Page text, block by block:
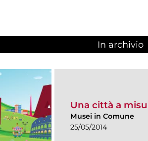
In archivio
Una città a
Musei in Comune
25/05/2014